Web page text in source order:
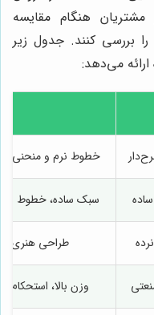
مشتریان هنگام مقایسه
بررسی کنند. جدول زیر
ارائه می‌دهد:
خطوط نرم و منحنی،
سبک ساده، خطوط
طراحی هنری،
وزن بالا، استحکام